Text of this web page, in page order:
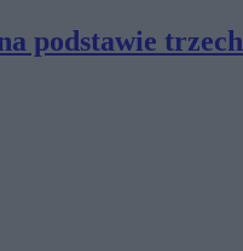
podstawie trzech